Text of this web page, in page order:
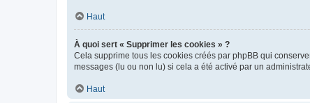
Haut
À quoi sert « Supprimer les cookies » ?
Cela supprime tous les cookies créés par phpBB qui
messages (lu ou non lu) si cela a été activé par un
Haut